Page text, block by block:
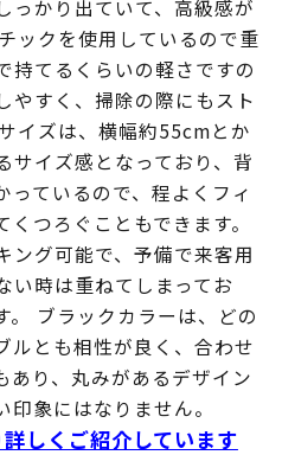
っかり出ていて、高級感が
ックを使用しているので重
持てるくらいの軽さですの
やすく、掃除の際にもスト
イズは、横幅約55cmとか
サイズ感となっており、背
っているので、程よくフィ
つろぐこともできます。
ング可能で、予備で来客用
い時は重ねてしまってお
。 ブラックカラーは、どの
ルとも相性が良く、合わせ
あり、丸みがあるデザイン
象にはなりません。
しくご紹介しています